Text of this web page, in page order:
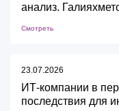
анализ.
Смотреть
23.07.2026
ИТ-компании в
последствия для